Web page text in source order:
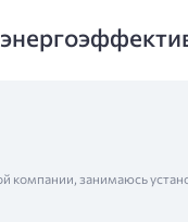
компании, занимаюсь